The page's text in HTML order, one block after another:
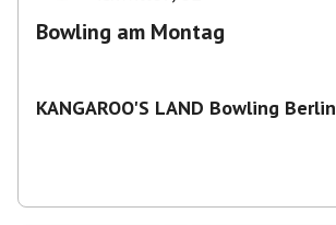
Bowling am Montag
KANGAROO'S LAND Bowling Berlin